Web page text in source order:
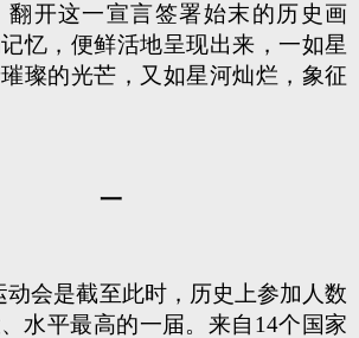
翻开这一宣言签署始末的历史画
忆，便鲜活地呈现出来，一如星
璨的光芒，又如星河灿烂，象征
一
动会是截至此时，历史上参加人数
水平最高的一届。来自14个国家